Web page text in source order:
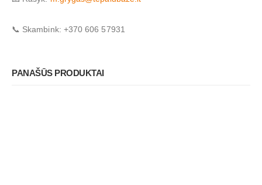
📞 Skambink: +370 606 57931
PANAŠŪS PRODUKTAI